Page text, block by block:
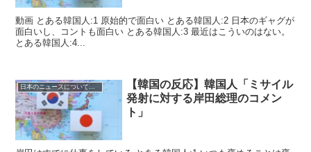
動画 とある韓国人:1 原始的で面白い とある韓国人:2 日本のギャグが
面白いし、コントも面白い とある韓国人:3 最近はこういのはない。
とある韓国人:4...
日本のニュースについての反応
【韓国の反応】韓国人「ミサイル
発射に対する岸田総理のコメン
ト」